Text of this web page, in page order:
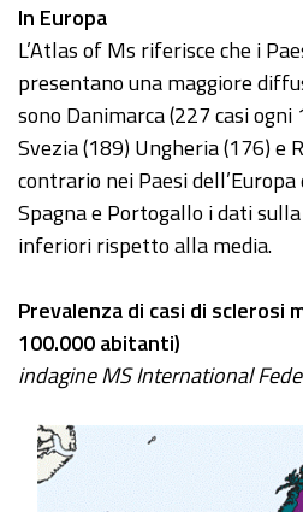
In Europa
L’Atlas of Ms riferisce che i
presentano una maggiore
sono Danimarca (227 casi
Svezia (189) Ungheria (176) e
contrario nei Paesi dell’Europa
Spagna e Portogallo i dati
inferiori rispetto alla media.
Prevalenza di casi di sclerosi
100.000 abitanti)
indagine MS International